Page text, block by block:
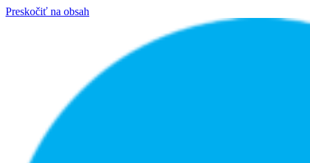
Preskočiť na obsah